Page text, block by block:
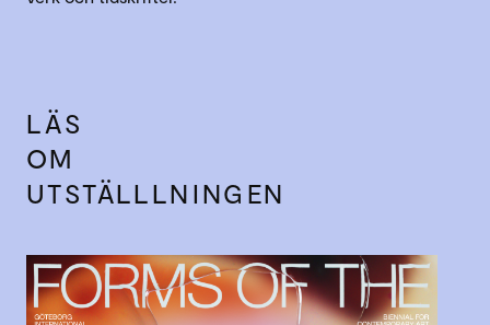
LÄS
OM
UTSTÄLLLNINGEN